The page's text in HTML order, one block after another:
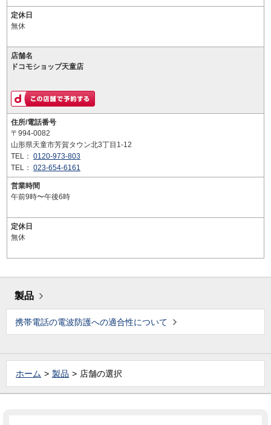
定休日
無休
店舗名
ドコモショップ天童店
住所/電話番号
〒994-0082
山形県天童市芳賀タウン北3丁目1-12
TEL： 0120-973-803
TEL： 023-654-6161
営業時間
午前9時〜午後6時
定休日
無休
製品
携帯電話の電波防護への適合性について
ホーム 製品 店舗の選択